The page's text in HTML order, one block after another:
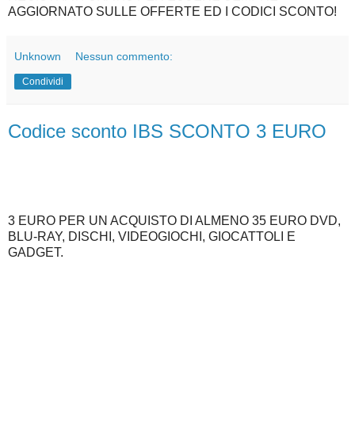
AGGIORNATO SULLE OFFERTE ED I CODICI SCONTO!
Unknown Nessun commento:
Condividi
Codice sconto IBS SCONTO 3 EURO
3 EURO PER UN ACQUISTO DI ALMENO 35 EURO DVD,
BLU-RAY, DISCHI, VIDEOGIOCHI, GIOCATTOLI E
GADGET.